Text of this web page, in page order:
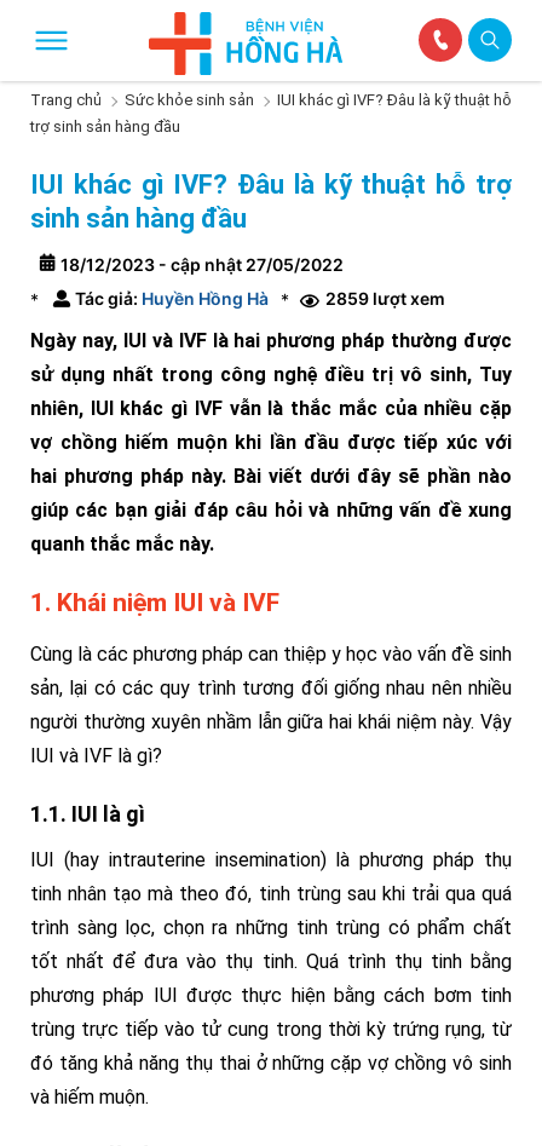
Trang chủ Sức khỏe sinh sản
IUI khác gì IVF? Đâu là kỹ thuật hỗ
trợ sinh sản hàng đầu
IUI khác gì IVF? Đâu là kỹ thuật hỗ trợ
sinh sản hàng đầu
18/12/2023 - cập nhật 27/05/2022
*
Tác giả: Huyền Hồng Hà * 2859 lượt xem
Ngày nay, IUI và IVF là hai phương pháp thường được
sử dụng nhất trong công nghệ điều trị vô sinh, Tuy
nhiên, IUI khác gì IVF vẫn là thắc mắc của nhiều cặp
vợ chồng hiếm muộn khi lần đầu được tiếp xúc với
hai phương pháp này. Bài viết dưới đây sẽ phần nào
giúp các bạn giải đáp câu hỏi và những vấn đề xung
quanh thắc mắc này.
1. Khái niệm IUI và IVF
Cùng là các phương pháp can thiệp y học vào vấn đề sinh
sản, lại có các quy trình tương đối giống nhau nên nhiều
người thường xuyên nhầm lẫn giữa hai khái niệm này. Vậy
IUI và IVF là gì?
1.1. IUI là gì
IUI (hay intrauterine insemination) là phương pháp thụ
tinh nhân tạo mà theo đó, tinh trùng sau khi trải qua quá
trình sàng lọc, chọn ra những tinh trùng có phẩm chất
tốt nhất để đưa vào thụ tinh. Quá trình thụ tinh bằng
phương pháp IUI được thực hiện bằng cách bơm tinh
trùng trực tiếp vào tử cung trong thời kỳ trứng rụng, từ
đó tăng khả năng thụ thai ở những cặp vợ chồng vô sinh
và hiếm muộn.